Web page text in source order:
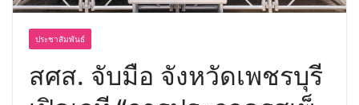
ประชาสัมพันธ์
สศส. จับมือ จังหวัดเพชรบุรี